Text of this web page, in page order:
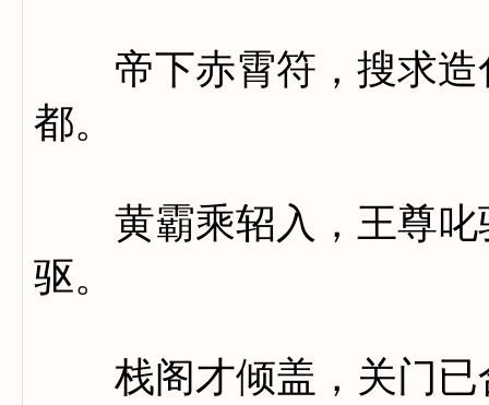
帝下赤霄符，搜求造
都。
黄霸乘轺入，王尊叱
驱。
栈阁才倾盖，关门已